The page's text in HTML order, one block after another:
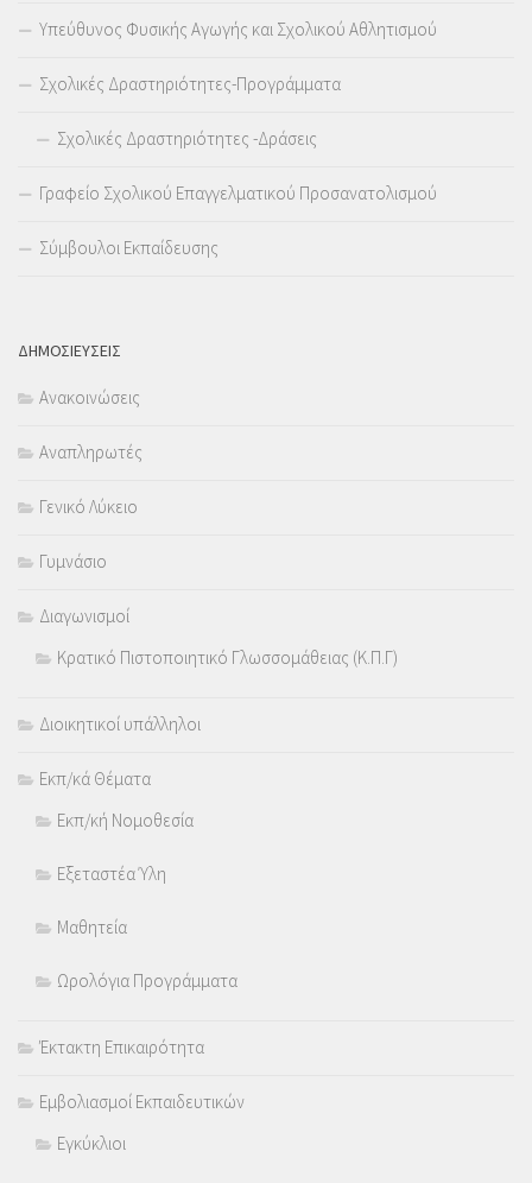
Υπεύθυνος Φυσικής Αγωγής και Σχολικού Αθλητισμού
Σχολικές Δραστηριότητες-Προγράμματα
Σχολικές Δραστηριότητες -Δράσεις
Γραφείο Σχολικού Επαγγελματικού Προσανατολισμού
Σύμβουλοι Εκπαίδευσης
ΔΗΜΟΣΙΕΥΣΕΙΣ
Ανακοινώσεις
Αναπληρωτές
Γενικό Λύκειο
Γυμνάσιο
Διαγωνισμοί
Κρατικό Πιστοποιητικό Γλωσσομάθειας (Κ.Π.Γ)
Διοικητικοί υπάλληλοι
Εκπ/κά Θέματα
Εκπ/κή Νομοθεσία
Εξεταστέα Ύλη
Μαθητεία
Ωρολόγια Προγράμματα
Έκτακτη Επικαιρότητα
Εμβολιασμοί Εκπαιδευτικών
Εγκύκλιοι